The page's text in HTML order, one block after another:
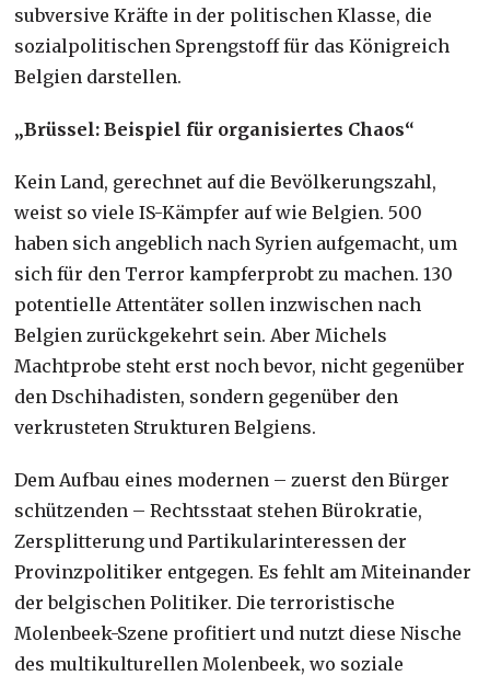
subversive Kräfte in der politischen Klasse, die
sozialpolitischen Sprengstoff für das Königreich
Belgien darstellen.
„Brüssel: Beispiel für organisiertes Chaos“
Kein Land, gerechnet auf die Bevölkerungszahl,
weist so viele IS-Kämpfer auf wie Belgien. 500
haben sich angeblich nach Syrien aufgemacht, um
sich für den Terror kampferprobt zu machen. 130
potentielle Attentäter sollen inzwischen nach
Belgien zurückgekehrt sein. Aber Michels
Machtprobe steht erst noch bevor, nicht gegenüber
den Dschihadisten, sondern gegenüber den
verkrusteten Strukturen Belgiens.
Dem Aufbau eines modernen – zuerst den Bürger
schützenden – Rechtsstaat stehen Bürokratie,
Zersplitterung und Partikularinteressen der
Provinzpolitiker entgegen. Es fehlt am Miteinander
der belgischen Politiker. Die terroristische
Molenbeek-Szene profitiert und nutzt diese Nische
des multikulturellen Molenbeek, wo soziale